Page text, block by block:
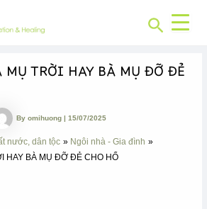
Search
MỤ TRỜI HAY BÀ MỤ ĐỠ ĐẺ
Byomihuong|15/07/2025
nước, dân tộc
Ngôi nhà - Gia đình
HAY BÀ MỤ ĐỠ ĐẺ CHO HỔ